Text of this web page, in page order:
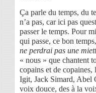
Ça parle du temps, du
n’a pas, car ici pas
passer le temps. Pour
qui passe, ce bon
ne perdrai pas une
« nous » que chantent
copains et de
Igit, Jack Simard, Abel
voix douce, des à la